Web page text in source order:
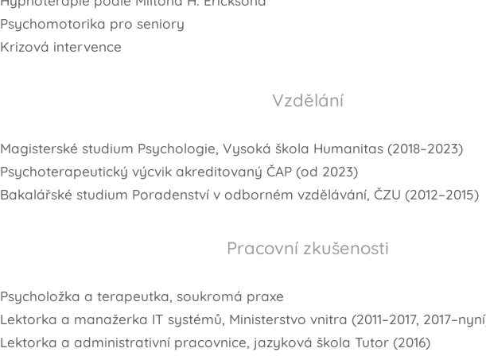
Psychomotorika pro seniory
Krizová intervence
Vzdělání
Magisterské studium Psychologie, Vysoká škola Humanitas (2018–2023)
Psychoterapeutický výcvik akreditovaný ČAP (od 2023)
Bakalářské studium Poradenství v odborném vzdělávání, ČZU (2012–2015)
Pracovní zkušenosti
Psycholožka a terapeutka, soukromá praxe
Lektorka a manažerka IT systémů, Ministerstvo vnitra (2011–2017,
Lektorka a administrativní pracovnice, jazyková škola Tutor (2016)